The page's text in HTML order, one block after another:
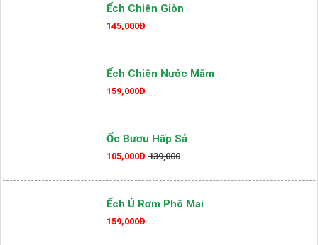
125,000Đ
Ếch Chiên Giòn
145,000Đ
Ếch Chiên Nước Mắm
159,000Đ
Ốc Bươu Hấp Sả
105,000Đ 139,000